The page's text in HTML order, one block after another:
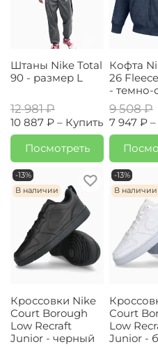
Штаны Nike Total
90 - размер L
12 981 ₽
10 887 ₽ – Купить
Посмотреть
Кофта
26
- темно-
9 508 ₽
7 947 ₽ –
-13%
В наличии
Кроссовки Nike
Court Borough
Low Recraft
Junior - черный
-13%
В наличии
Court
Low
Junior -